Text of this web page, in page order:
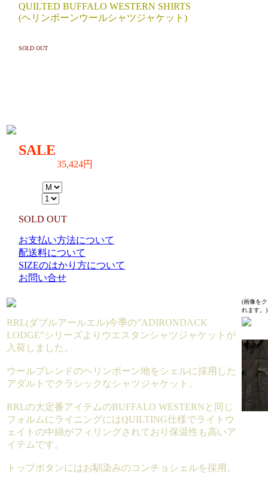
QUILTED BUFFALO WESTERN SHIRTS
(ヘリンボーンウールシャツジャケット)
SOLD OUT
SALE
35,424円
SOLD OUT
お支払い方法について
配送料について
SIZEのはかり方について
お問い合せ
(画像を
れます。)
RRL(ダブルアールエル)今季の”ADIRONDACK
LODGE"シリーズよりウエスタンシャツジャケットが
入荷しました。
ウールブレンドのヘリンボーン地をシェルに採用した
アダルトでクラシックなシャツジャケット。
RRLの大定番アイテムのBUFFALO WESTERNと同じ
フォルムにライニングにはQUILTING仕様でライトウ
ェイトの中綿がフィリングされており保温性も高いア
イテムです。
トップボタンにはお馴染みのコンチョシェルを採用。